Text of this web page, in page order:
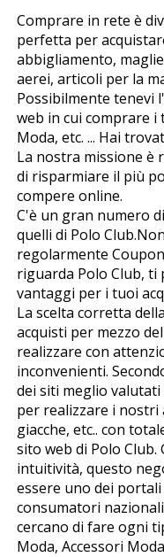
Comprare in rete è
perfetta per
abbigliamento,
aerei, articoli per la
Possibilmente tenevi
web in cui comprare
Moda, etc. ... Hai
La nostra missione
di risparmiare il più
compere online.
C'è un gran numero
quelli di Polo
regolarmente
riguarda Polo Club, ti
vantaggi per i tuoi
La scelta corretta
acquisti per mezzo
realizzare con
inconvenienti.
dei siti meglio
per realizzare i nostri
giacche, etc.. con
sito web di Polo Club.
intuitività, questo
essere uno dei
consumatori
cercano di fare ogni
Moda, Accessori